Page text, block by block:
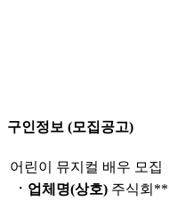
구인정보 (모집공고)
어린이 뮤지컬 배우 모집
ㆍ업체명(상호) 주식회